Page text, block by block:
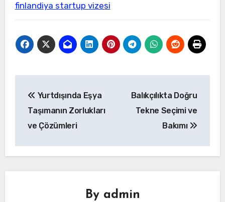
finlandiya startup vizesi
gezinmesi
Yurtdışında Eşya
Taşımanın Zorlukları
ve Çözümleri
Balıkçılıkta Doğru
Tekne Seçimi ve
Bakımı
By admin